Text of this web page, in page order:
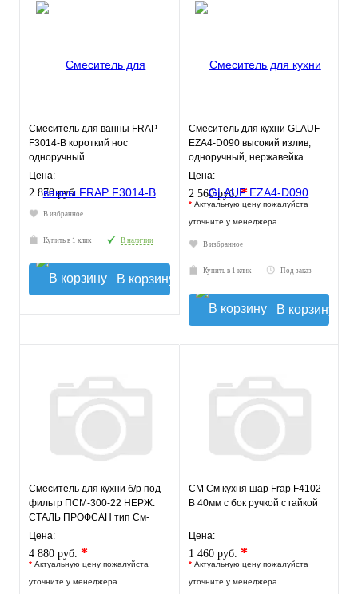
Смеситель для ванны FRAP
F3014-B короткий нос
одноручный
Цена:
2 870 руб.
В избранное
Купить в 1 клик В наличии
В корзину
Смеситель для кухни GLAUF
EZA4-D090 высокий излив,
одноручный, нержавейка
Цена:
2 560 руб.*
* Актуальную цену пожалуйста
уточните у менеджера
В избранное
Купить в 1 клик Под заказ
В корзину
Смеситель для кухни б/р под
фильтр ПСМ-300-22 НЕРЖ.
СТАЛЬ ПРОФСАН тип См-
МОЦБА Гарантия 5 лет!
Цена:
4 880 руб. *
* Актуальную цену пожалуйста
уточните у менеджера
СМ См кухня шар Frap F4102-
В 40мм с бок ручкой с гайкой
Цена:
1 460 руб. *
* Актуальную цену пожалуйста
уточните у менеджера